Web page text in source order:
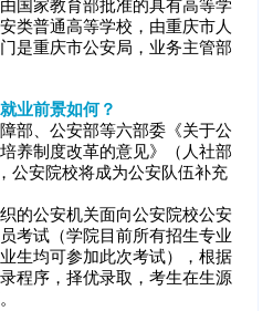
国家教育部批准的具有高等学
类普通高等学校，由重庆市人
是重庆市公安局，业务主管部
业前景如何？
部、公安部等六部委《关于公
养制度改革的意见》（人社部
公安院校将成为公安队伍补充
的公安机关面向公安院校公安
考试（学院目前所有招生专业
生均可参加此次考试），根据
程序，择优录取，考生在生源